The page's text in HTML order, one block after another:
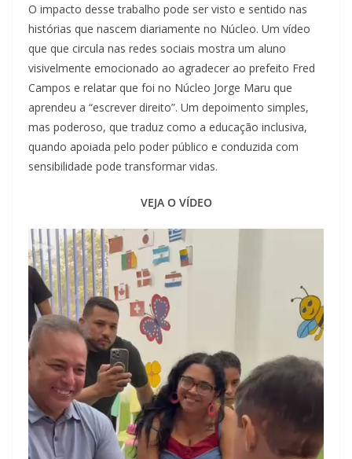
O impacto desse trabalho pode ser visto e sentido nas
histórias que nascem diariamente no Núcleo. Um vídeo
que que circula nas redes sociais mostra um aluno
visivelmente emocionado ao agradecer ao prefeito Fred
Campos e relatar que foi no Núcleo Jorge Maru que
aprendeu a “escrever direito”. Um depoimento simples,
mas poderoso, que traduz como a educação inclusiva,
quando apoiada pelo poder público e conduzida com
sensibilidade pode transformar vidas.
VEJA O VÍDEO